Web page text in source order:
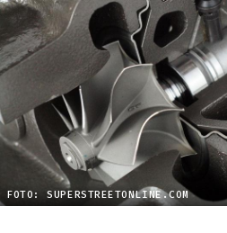
FOTO: SUPERSTREETONLINE.COM